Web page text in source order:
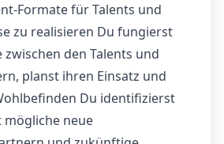
Formate für Talents und
zu realisieren Du fungierst
zwischen den Talents und
planst ihren Einsatz und
Du identifizierst
neue